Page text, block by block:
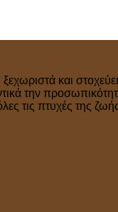
και
την
τις πτυχές της